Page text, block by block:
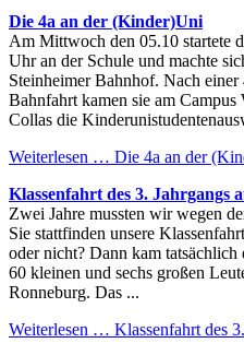
Die 4a an der (Kinder)Uni
Am Mittwoch den 05.10 startete
Uhr an der Schule und machte
Steinheimer Bahnhof. Nach
Bahnfahrt kamen sie am
Collas die
Weiterlesen … Die 4a an der
Klassenfahrt des 3. Jahrgangs
Zwei Jahre mussten wir wegen
Sie stattfinden unsere
oder nicht? Dann kam
60 kleinen und sechs großen
Ronneburg. Das ...
Weiterlesen … Klassenfahrt des